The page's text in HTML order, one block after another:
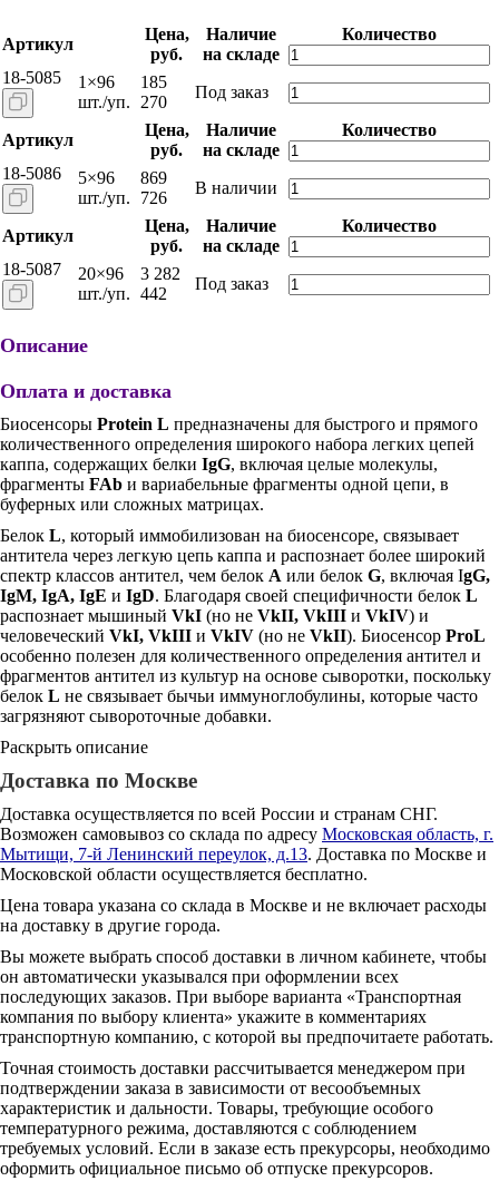
Артикул
Цена,
руб.
Наличие
на складе
Количество
18-5085
1×96
шт./уп.
185
270
Под заказ
Артикул
Цена,
руб.
Наличие
на складе
Количество
18-5086
5×96
шт./уп.
869
726
В наличии
Артикул
Цена,
руб.
Наличие
на складе
Количество
18-5087
20×96
шт./уп.
3 282
442
Под заказ
Описание
Оплата и доставка
Биосенсоры Protein L предназначены для быстрого и прямого
количественного определения широкого набора легких цепей
каппа, содержащих белки IgG, включая целые молекулы,
фрагменты FAb и вариабельные фрагменты одной цепи, в
буферных или сложных матрицах.
Белок L, который иммобилизован на биосенсоре, связывает
антитела через легкую цепь каппа и распознает более широкий
спектр классов антител, чем белок A или белок G, включая IgG,
IgM, IgA, IgE и IgD. Благодаря своей специфичности белок L
распознает мышиный VkI (но не VkII, VkIII и VkIV) и
человеческий VkI, VkIII и VkIV (но не VkII). Биосенсор ProL
особенно полезен для количественного определения антител и
фрагментов антител из культур на основе сыворотки, поскольку
белок L не связывает бычьи иммуноглобулины, которые часто
загрязняют сывороточные добавки.
Раскрыть описание
Доставка по Москве
Доставка осуществляется по всей России и странам СНГ.
Возможен самовывоз со склада по адресу Московская область, г.
Мытищи, 7-й Ленинский переулок, д.13. Доставка по Москве и
Московской области осуществляется бесплатно.
Цена товара указана со склада в Москве и не включает расходы
на доставку в другие города.
Вы можете выбрать способ доставки в личном кабинете, чтобы
он автоматически указывался при оформлении всех
последующих заказов. При выборе варианта «Транспортная
компания по выбору клиента» укажите в комментариях
транспортную компанию, с которой вы предпочитаете работать.
Точная стоимость доставки рассчитывается менеджером при
подтверждении заказа в зависимости от весообъемных
характеристик и дальности. Товары, требующие особого
температурного режима, доставляются с соблюдением
требуемых условий. Если в заказе есть прекурсоры, необходимо
оформить официальное письмо об отпуске прекурсоров.